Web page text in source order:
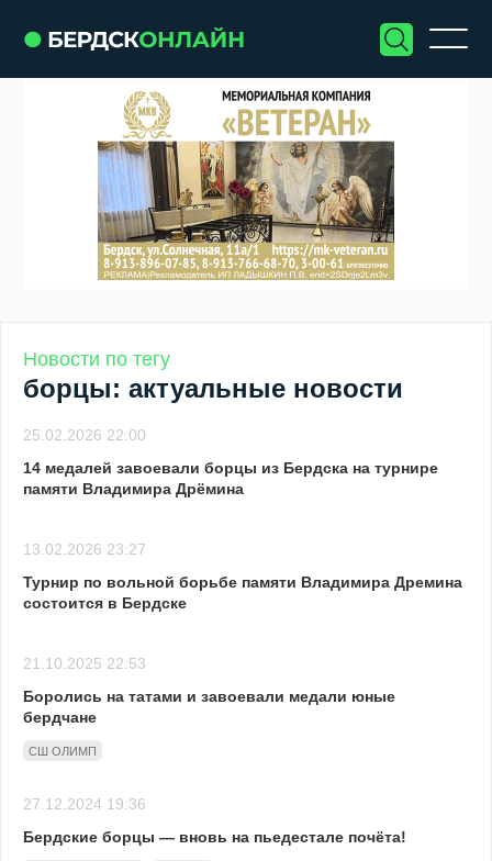
Новости по тегу
борцы: актуальные новости
25.02.2026 22:00
14 медалей завоевали борцы из Бердска на турнире
памяти Владимира Дрёмина
13.02.2026 23:27
Турнир по вольной борьбе памяти Владимира Дремина
состоится в Бердске
21.10.2025 22:53
Боролись на татами и завоевали медали юные
бердчане
СШ ОЛИМП
27.12.2024 19:36
Бердские борцы — вновь на пьедестале почёта!